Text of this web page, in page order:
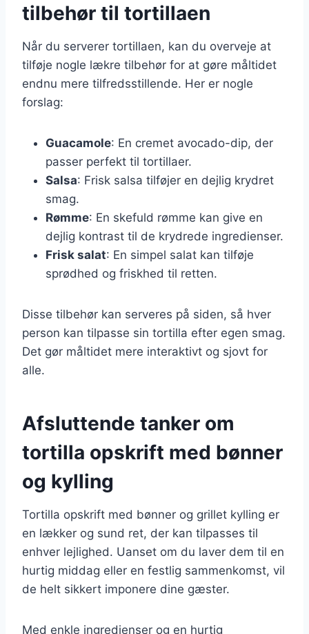
tilbehør til tortillaen
Når du serverer tortillaen, kan du overveje at
tilføje nogle lækre tilbehør for at gøre måltidet
endnu mere tilfredsstillende. Her er nogle
forslag:
Guacamole: En cremet avocado-dip, der
passer perfekt til tortillaer.
Salsa: Frisk salsa tilføjer en dejlig krydret
smag.
Rømme: En skefuld rømme kan give en
dejlig kontrast til de krydrede ingredienser.
Frisk salat: En simpel salat kan tilføje
sprødhed og friskhed til retten.
Disse tilbehør kan serveres på siden, så hver
person kan tilpasse sin tortilla efter egen smag.
Det gør måltidet mere interaktivt og sjovt for
alle.
Afsluttende tanker om
tortilla opskrift med bønner
og kylling
Tortilla opskrift med bønner og grillet kylling er
en lækker og sund ret, der kan tilpasses til
enhver lejlighed. Uanset om du laver dem til en
hurtig middag eller en festlig sammenkomst, vil
de helt sikkert imponere dine gæster.
Med enkle ingredienser og en hurtig